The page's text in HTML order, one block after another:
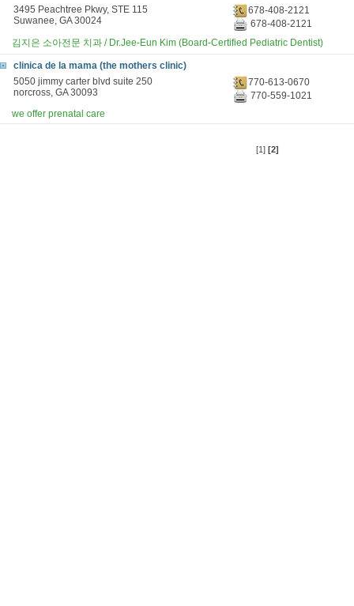
3495 Peachtree Pkwy, STE 115
Suwanee, GA 30024
678-408-2121
678-408-2121
김지은 소아전문 치과 / Dr.Jee-Eun Kim (Board-Certified Pediatric Dentist)
clinica de la mama (the mothers clinic)
5050 jimmy carter blvd suite 250
norcross, GA 30093
770-613-0670
770-559-1021
we offer prenatal care
[1] [2]